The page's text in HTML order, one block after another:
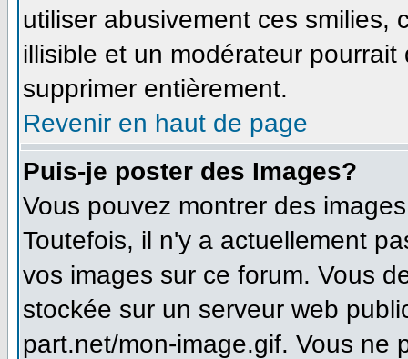
utiliser abusivement ces smilies,
illisible et un modérateur
supprimer entièrement.
Revenir en haut de page
Puis-je poster des Images?
Vous pouvez montrer des
Toutefois, il n'y a actuellement
vos images sur ce forum. Vous
stockée sur un serveur web
part.net/mon-image.gif. Vous ne